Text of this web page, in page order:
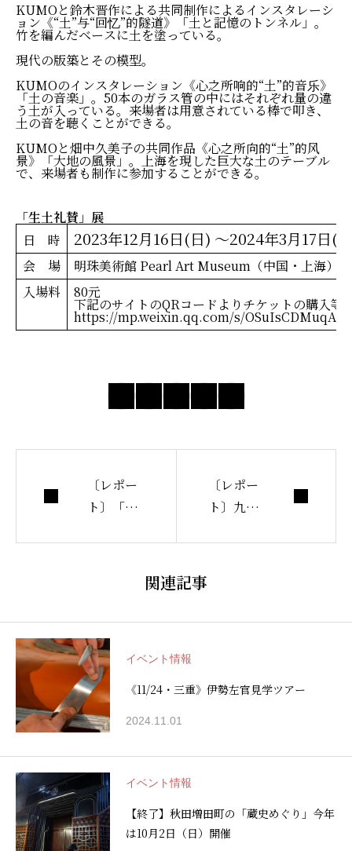
KUMOと鈴木晋作による共同制作によるインスタレーシ
ョン《“土”与“回忆”的隧道》「土と記憶のトンネル」。
竹を編んだベースに土を塗っている。
現代の版築とその模型。
KUMOのインスタレーション《心之所响的“土”的音乐》
「土の音楽」。50本のガラス管の中にはそれぞれ量の違
う土が入っている。来場者は用意されている棒で叩き、
土の音を聴くことができる。
KUMOと畑中久美子の共同作品《心之所向的“土”的风
景》「大地の風景」。上海を現した巨大な土のテーブル
で、来場者も制作に参加することができる。
「生土礼賛」展
日 時
2023年12月16日(日) 〜2024年3月17日(
会 場 明珠美術館 Pearl Art Museum （中国・上海）
入場料
80元
下記のサイトのQRコードよりチケットの購入等
https://mp.weixin.qq.com/s/
〔レポー
ト〕「Ro
〔レポー
ト〕九州
関連記事
イベント情報
《11/24・三重》伊勢左官見学ツアー
2024.11.01
イベント情報
【終了】秋田増田町の「蔵史めぐり」今年
は10月2日（日）開催